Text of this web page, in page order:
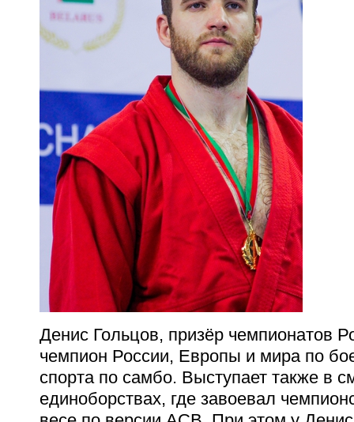
Денис Гольцов, призёр чемпионатов
чемпион России, Европы и мира по
спорта по самбо. Выступает также в
единоборствах, где завоевал